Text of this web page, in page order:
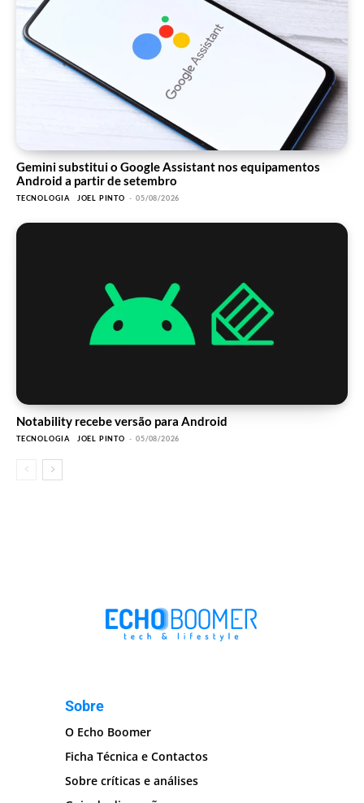
Gemini substitui o Google Assistant nos equipamentos
Android a partir de setembro
TECNOLOGIA JOEL PINTO - 05/08/2026
Notability recebe versão para Android
TECNOLOGIA JOEL PINTO - 05/08/2026
Sobre
O Echo Boomer
Ficha Técnica e Contactos
Sobre críticas e análises